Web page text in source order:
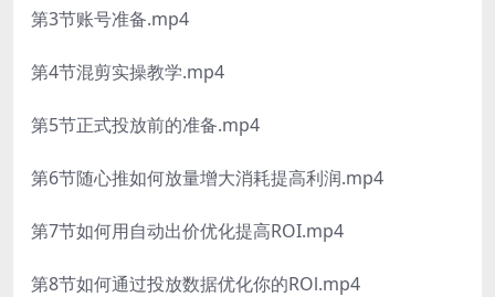
第3节账号准备.mp4
第4节混剪实操教学.mp4
第5节正式投放前的准备.mp4
第6节随心推如何放量增大消耗提高利润.mp4
第7节如何用自动出价优化提高ROI.mp4
第8节如何通过投放数据优化你的ROl.mp4